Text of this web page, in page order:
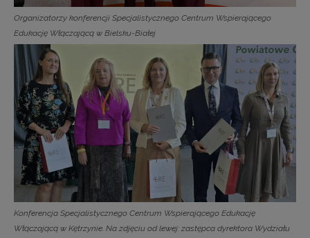
Organizatorzy konferencji Specjalistycznego Centrum Wspierającego
Edukację Włączającą w Bielsku-Białej
Konferencja Specjalistycznego Centrum Wspierającego Edukację
Włączającą w Kętrzynie. Na zdjęciu od lewej: zastępca dyrektora Wydziału